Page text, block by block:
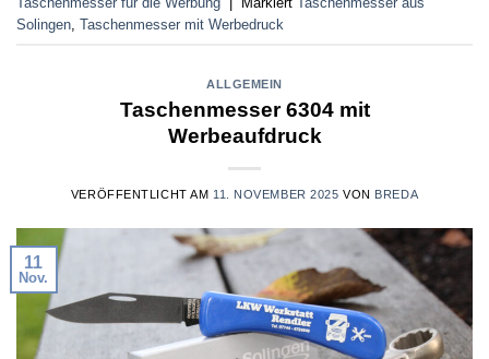
Solingen Taschenmesser mit Werbedruck
ALLGEMEIN
Taschenmesser 6304 mit
Werbeaufdruck
VERÖFFENTLICHT AM 11. NOVEMBER 2025 VON BREDA
11
Nov.